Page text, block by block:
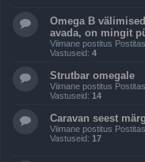
Omega B
avada, on mingit
Viimane postitus Postitas
Vastuseid: 4
Strutbar omegale
Viimane postitus Postitas
Vastuseid: 14
Caravan seest märg
Viimane postitus Postitas
Vastuseid: 17